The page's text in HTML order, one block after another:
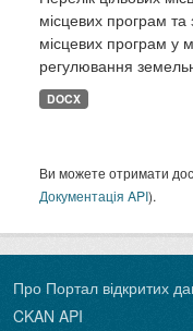
місцевих програм та
місцевих програм у
регулювання
DOCX
Ви можете отримати
Документація API).
Про Портал відкритих
CKAN API